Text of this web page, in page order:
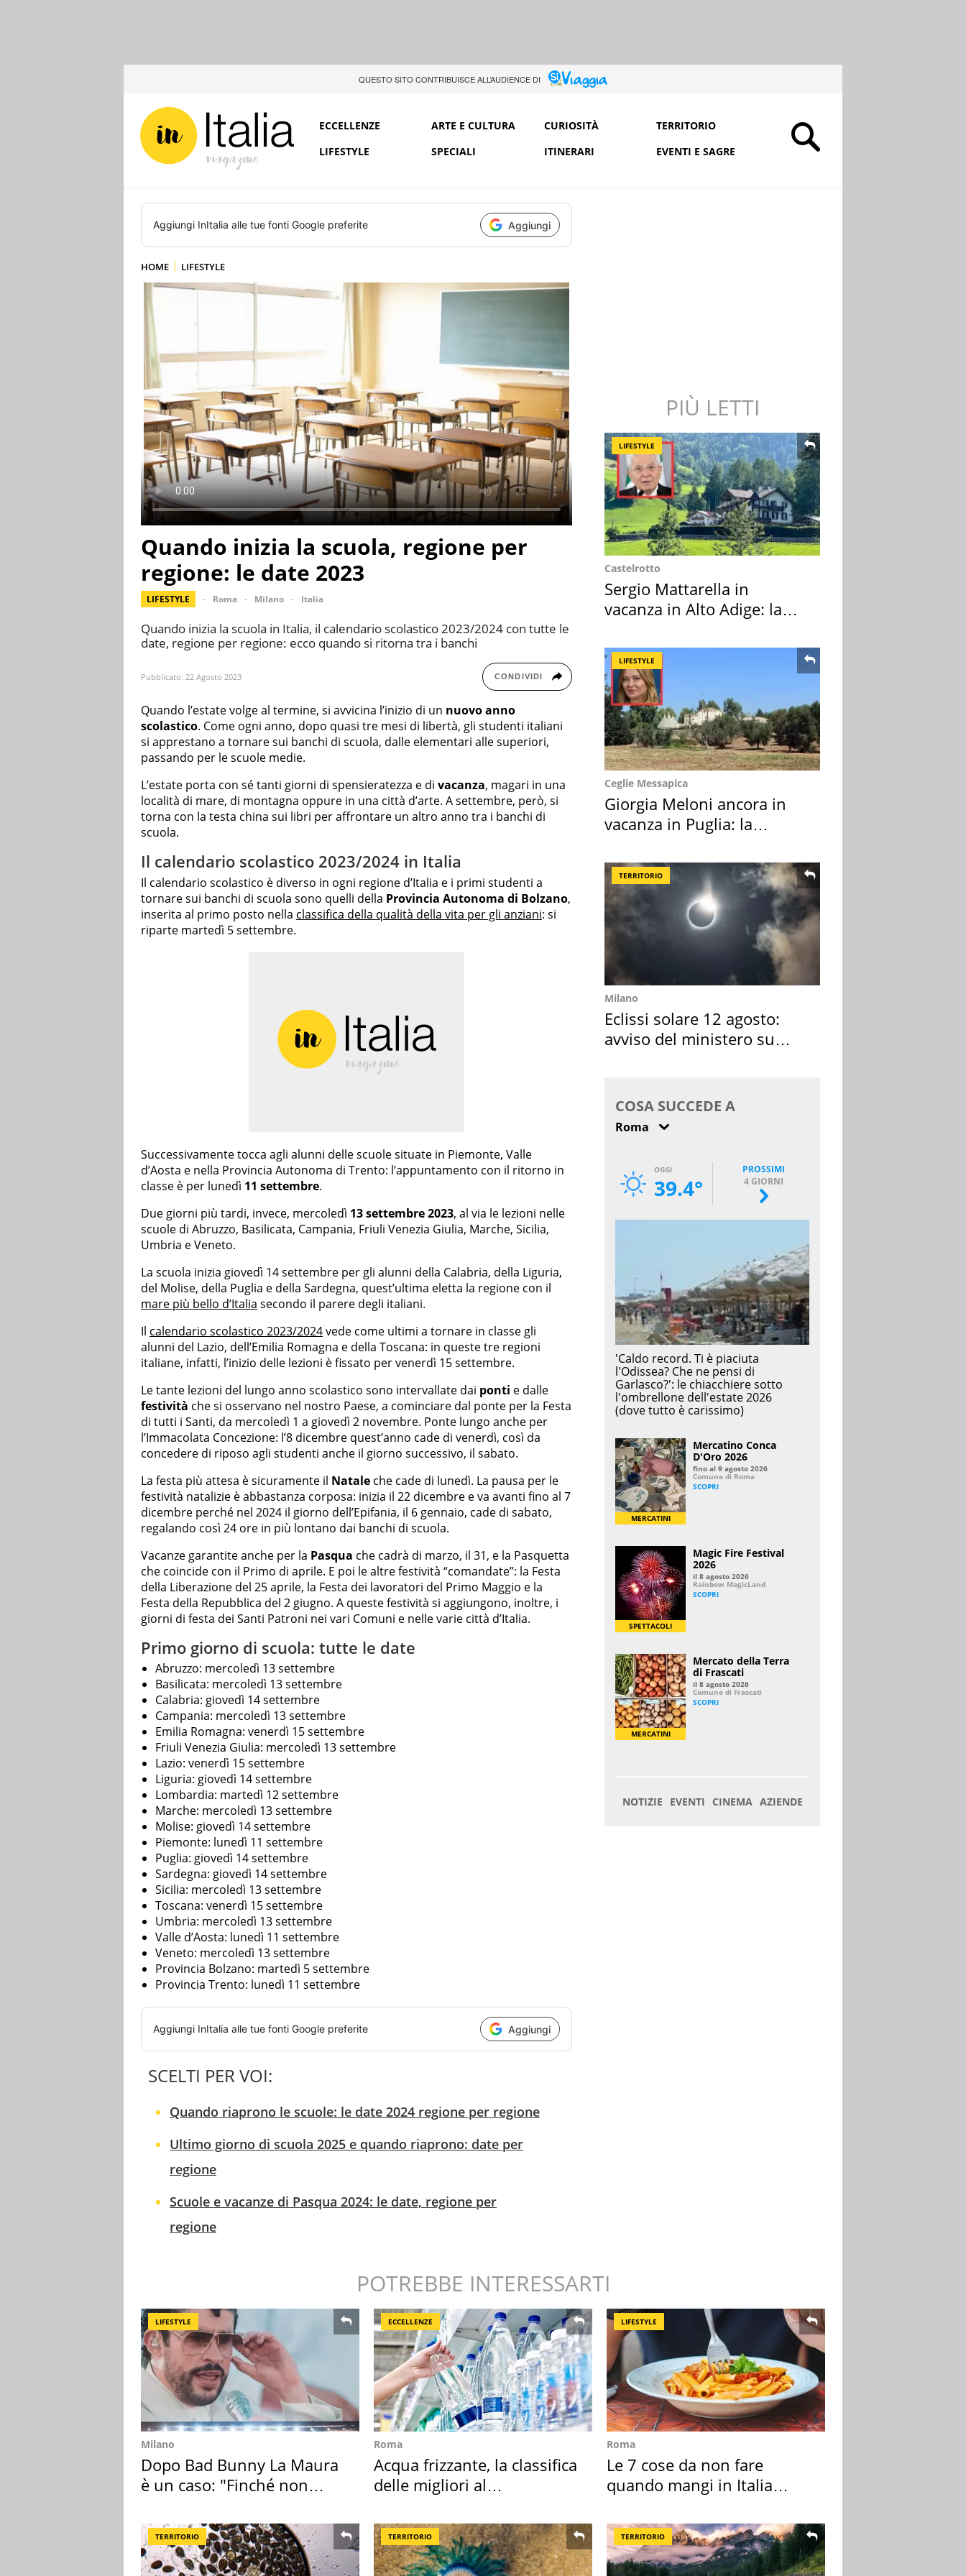
QUESTO SITO CONTRIBUISCE ALL’AUDIENCE DI
ECCELLENZE ARTE E CULTURA CURIOSITÀ
TERRITORIO
LIFESTYLE
SPECIALI ITINERARI EVENTI E SAGRE
Aggiungi InItalia alle tue fonti Google preferite Aggiungi
HOME LIFESTYLE
Quando inizia la scuola, regione per
regione: le date 2023
LIFESTYLE Roma Milano Italia
Quando inizia la scuola in Italia, il calendario scolastico 2023/2024 con tutte le
date, regione per regione: ecco quando si ritorna tra i banchi
Pubblicato: 22 Agosto 2023 CONDIVIDI
Quando l’estate volge al termine, si avvicina l’inizio di un nuovo anno
scolastico. Come ogni anno, dopo quasi tre mesi di libertà, gli studenti italiani
si apprestano a tornare sui banchi di scuola, dalle elementari alle superiori,
passando per le scuole medie.
L’estate porta con sé tanti giorni di spensieratezza e di vacanza, magari in una
località di mare, di montagna oppure in una città d’arte. A settembre, però, si
torna con la testa china sui libri per affrontare un altro anno tra i banchi di
scuola.
Il calendario scolastico 2023/2024 in Italia
Il calendario scolastico è diverso in ogni regione d’Italia e i primi studenti a
tornare sui banchi di scuola sono quelli della Provincia Autonoma di Bolzano,
inserita al primo posto nella classifica della qualità della vita per gli anziani: si
riparte martedì 5 settembre.
Successivamente tocca agli alunni delle scuole situate in Piemonte, Valle
d’Aosta e nella Provincia Autonoma di Trento: l’appuntamento con il ritorno in
classe è per lunedì 11 settembre.
Due giorni più tardi, invece, mercoledì 13 settembre 2023, al via le lezioni nelle
scuole di Abruzzo, Basilicata, Campania, Friuli Venezia Giulia, Marche, Sicilia,
Umbria e Veneto.
La scuola inizia giovedì 14 settembre per gli alunni della Calabria, della Liguria,
del Molise, della Puglia e della Sardegna, quest’ultima eletta la regione con il
mare più bello d’Italia secondo il parere degli italiani.
Il calendario scolastico 2023/2024vede come ultimi a tornare in classe gli
alunni del Lazio, dell’Emilia Romagna e della Toscana: in queste tre regioni
italiane, infatti, l’inizio delle lezioni è fissato per venerdì 15 settembre.
Le tante lezioni del lungo anno scolastico sono intervallate dai ponti e dalle
festività che si osservano nel nostro Paese, a cominciare dal ponte per la Festa
di tutti i Santi, da mercoledì 1 a giovedì 2 novembre. Ponte lungo anche per
l’Immacolata Concezione: l’8 dicembre quest’anno cade di venerdì, così da
concedere di riposo agli studenti anche il giorno successivo, il sabato.
La festa più attesa è sicuramente il Natale che cade di lunedì. La pausa per le
festività natalizie è abbastanza corposa: inizia il 22 dicembre e va avanti fino al 7
dicembre perché nel 2024 il giorno dell’Epifania, il 6 gennaio, cade di sabato,
regalando così 24 ore in più lontano dai banchi di scuola.
Vacanze garantite anche per la Pasqua che cadrà di marzo, il 31, e la Pasquetta
che coincide con il Primo di aprile. E poi le altre festività “comandate”: la Festa
della Liberazione del 25 aprile, la Festa dei lavoratori del Primo Maggio e la
Festa della Repubblica del 2 giugno. A queste festività si aggiungono, inoltre, i
giorni di festa dei Santi Patroni nei vari Comuni e nelle varie città d’Italia.
Primo giorno di scuola: tutte le date
Abruzzo: mercoledì 13 settembre
Basilicata: mercoledì 13 settembre
Calabria: giovedì 14 settembre
Campania: mercoledì 13 settembre
Emilia Romagna: venerdì 15 settembre
Friuli Venezia Giulia: mercoledì 13 settembre
Lazio: venerdì 15 settembre
Liguria: giovedì 14 settembre
Lombardia: martedì 12 settembre
Marche: mercoledì 13 settembre
Molise: giovedì 14 settembre
Piemonte: lunedì 11 settembre
Puglia: giovedì 14 settembre
Sardegna: giovedì 14 settembre
Sicilia: mercoledì 13 settembre
Toscana: venerdì 15 settembre
Umbria: mercoledì 13 settembre
Valle d’Aosta: lunedì 11 settembre
Veneto: mercoledì 13 settembre
Provincia Bolzano: martedì 5 settembre
Provincia Trento: lunedì 11 settembre
Aggiungi InItalia alle tue fonti Google preferite Aggiungi
SCELTI PER VOI:
Quando riaprono le scuole: le date 2024 regione per regione
Ultimo giorno di scuola 2025 e quando riaprono: date per
regione
Scuole e vacanze di Pasqua 2024: le date, regione per
regione
PIÙ LETTI
LIFESTYLE
Castelrotto
Sergio Mattarella in
vacanza in Alto Adige: la
LIFESTYLE
Ceglie Messapica
Giorgia Meloni ancora in
vacanza in Puglia: la
TERRITORIO
Milano
Eclissi solare 12 agosto:
avviso del ministero su
POTREBBE INTERESSARTI
LIFESTYLE
Milano
Dopo Bad Bunny La Maura
è un caso: "Finché non
ECCELLENZE
Roma
Acqua frizzante, la classifica
delle migliori al
LIFESTYLE
Roma
Le 7 cose da non fare
quando mangi in Italia
TERRITORIO TERRITORIO TERRITORIO